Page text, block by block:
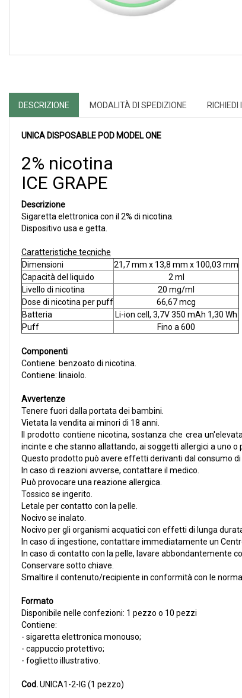
DESCRIZIONE MODALITÀ DI SPEDIZIONE RICHIEDI
UNICA DISPOSABLE POD MODEL ONE
2% nicotina
ICE GRAPE
Descrizione
Sigaretta elettronica con il 2% di nicotina.
Dispositivo usa e getta.
Caratteristiche tecniche
Dimensioni
21,7 mm x 13,8 mm x 100,03 mm
Capacità del liquido
2 ml
Livello di nicotina
20 mg/ml
Dose di nicotina per puff
66,67 mcg
Batteria
Li-ion cell, 3,7V 350 mAh 1,30 Wh
Puff
Fino a 600
Componenti
Contiene: benzoato di nicotina.
Contiene: linaiolo.
Avvertenze
Tenere fuori dalla portata dei bambini.
Vietata la vendita ai minori di 18 anni.
Il prodotto contiene nicotina, sostanza che crea
incinte e che stanno allattando, ai soggetti allergici a uno
Questo prodotto può avere effetti derivanti dal consumo
In caso di reazioni avverse, contattare il medico.
Può provocare una reazione allergica.
Tossico se ingerito.
Letale per contatto con la pelle.
Nocivo se inalato.
Nocivo per gli organismi acquatici con effetti di lunga
In caso di ingestione, contattare immediatamente un
In caso di contatto con la pelle, lavare abbondantemente
Conservare sotto chiave.
Smaltire il contenuto/recipiente in conformità con le
Formato
Disponibile nelle confezioni: 1 pezzo o 10 pezzi
Contiene:
- sigaretta elettronica monouso;
- cappuccio protettivo;
- foglietto illustrativo.
Cod.UNICA1-2-IG (1 pezzo)